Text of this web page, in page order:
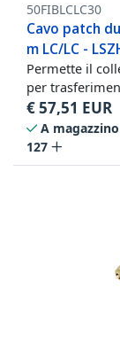
50FIBLCLC30
Cavo patch
m LC/LC -
Permette il
per
€57,51 EUR
A magazzino
127